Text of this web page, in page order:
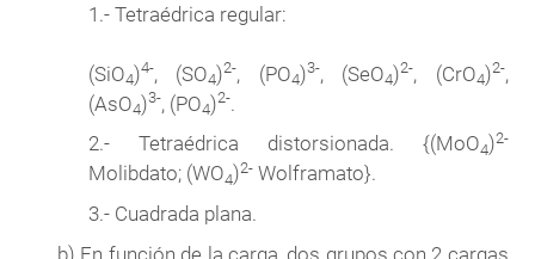
1.- Tetraédrica regular:
(SiO4)4-, (SO4)2-, (PO4)3-, (SeO4)2-, (CrO4)2-,
(AsO4)3-, (PO4)2-.
2.- Tetraédrica distorsionada. {(MoO4)2-
Molibdato; (WO4)2- Wolframato}.
3.- Cuadrada plana.
b) En función de la carga, dos grupos con 2 cargas